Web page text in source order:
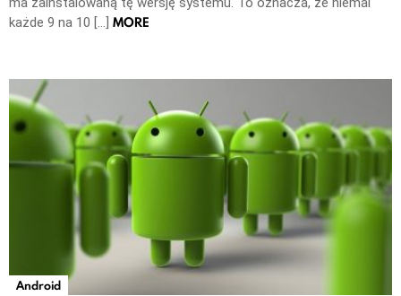
każde 9 na 10 […] MORE
Android